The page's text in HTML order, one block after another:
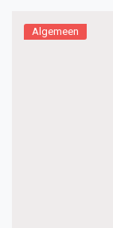
Algemeen